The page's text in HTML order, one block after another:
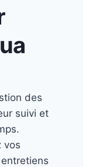
des
suivi et
vos